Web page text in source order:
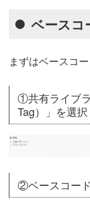
ベースコ
まずはベースコ
①共有ライブ
Tag）」を選択
②ベースコー